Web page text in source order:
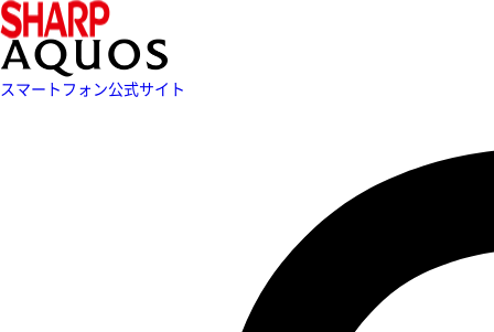
スマートフォン公式サイト